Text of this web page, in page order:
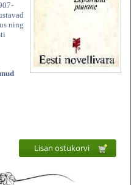
ning
Lisan ostukorvi